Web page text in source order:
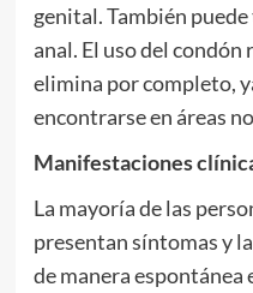
genital. También
anal. El uso del condón
elimina por completo,
encontrarse en áreas
Manifestaciones
La mayoría de las
presentan síntomas y
de manera espontánea